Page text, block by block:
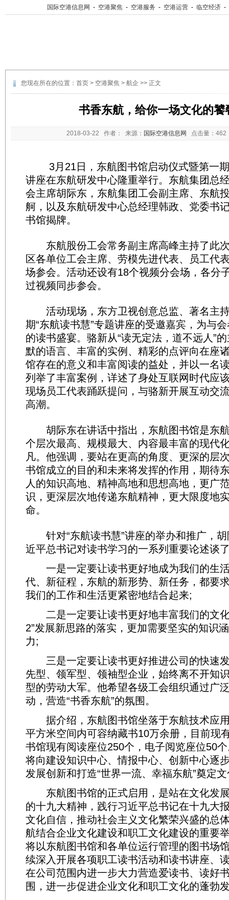
国际空港信息网 - 空港聚焦 - 空港服务 - 空港运营 - 临空经济 -
您现在所在的位置： 首页 > 空港聚焦 > 航企 >> 正文
书香东航，给你一场文化的饕
2018-03-22 作者： 来源： 国际空港信息网 点击量：
3月21日，东航图书馆启动仪式暨第一期
讲座在东航研发中心隆重举行。东航集团总
会主席胡际东，东航集团工会副主席、东航
舸，以及东航研发中心总经理韩政、党委书
书馆揭牌。
东航股份工会常务副主席高峰主持了此
区各单位工会主席、劳模先进代表、员工代
场参会。活动还设有18个视频分会场，各分
过视频同步参会。
活动现场，东方卫视创意总监、著名主
期“东航读书慧”专题讲座的受邀嘉宾，为与
的读书盛宴。骆新从“读无定法，道不远人”
默的语言、丰富的实例、精彩的点评向在座
馆存在的意义和丰富阅读的益处，并以一名
列举了丰富案例，详述了身处互联网时代应
现场员工代表踊跃提问，与骆新开展互动交
高潮。
胡际东在讲话中指出，东航图书馆是东
个层次最高、规模最大、内容最丰富的现代
凡。他强调，要站在更高的角度、更深的层
书馆成立的目的和未来将发挥的作用，期待
人的知识高地、精神高地和思想高地，更广
识，更深层次地传递东航精神，更大限度地
命。
针对“东航读书慧”讲座的举办和推广，胡
近平总书记对读书学习的一系列重要论述谈
一是一定要让读书更好地成为我们的生
代、新征程，东航的新形势、新任务，都要
我们的工作和生活更紧密地结合起来;
二是一定要让读书更好地丰富我们的文化
2”发展新思路的落实，更加需要坚实的知识
力;
三是一定要让读书更好推进公司的快速
先型、领军型、领袖型企业，始终离不开知
型的劳动大军。他希望各级工会组织通过广
动，营造“书香东航”的氛围。
据介绍，东航图书馆坐落于东航技术应
平方米空间内可容纳藏书10万余册，目前现
书馆现有阅读座位250个，电子阅览座位50
将向建设知识中心、情报中心、创新中心逐
发展创新和打造“世界一流、幸福东航”奠定
东航图书馆的正式启用，是站在文化发
的十九大精神，践行习近平总书记在十九大
文化自信，推动社会主义文化繁荣兴盛的总
航结合企业文化建设和职工文化建设的重要
将以东航图书馆和各单位运行管理的图书场
续深入开展各项职工读书活动和读书讲座、
在公司范围内进一步大力营造爱读书、读好
围，进一步促进企业文化和职工文化的蓬勃